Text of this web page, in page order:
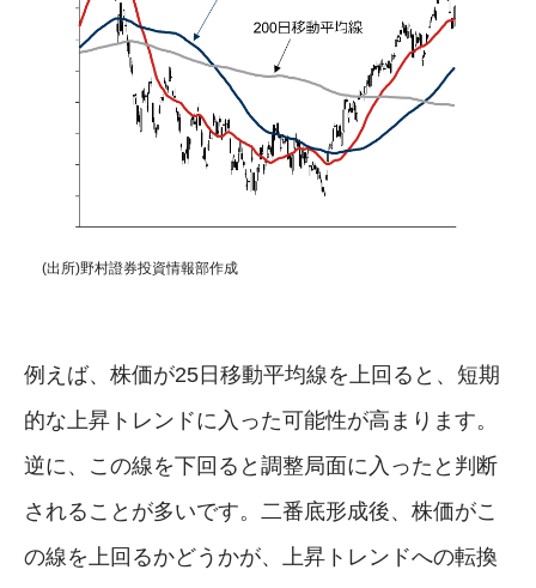
(出所)野村證券投資情報部作成
例えば、株価が25日移動平均線を上回ると、短期
的な上昇トレンドに入った可能性が高まります。
逆に、この線を下回ると調整局面に入ったと判断
されることが多いです。二番底形成後、株価がこ
の線を上回るかどうかが、上昇トレンドへの転換